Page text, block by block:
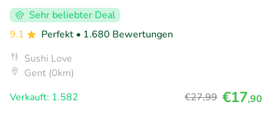
Sehr beliebter Deal
9.1
Perfekt • 1.680 Bewertungen
Sushi Love
Gent (0km)
Verkauft: 1.582
€27,99 €17,90